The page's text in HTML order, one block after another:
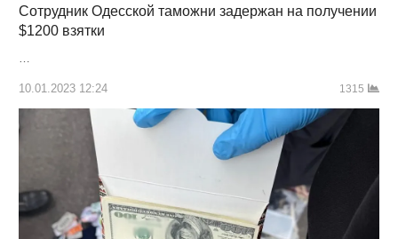
Сотрудник Одесской таможни задержан на получении
$1200 взятки
10.01.2023 12:24 1315